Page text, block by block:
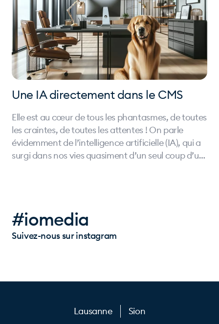
Une IA directement dans le CMS
Elle est au cœur de tous les phantasmes, de toutes
les craintes, de toutes les attentes ! On parle
évidemment de l’intelligence artificielle (IA), qui a
surgi dans nos vies quasiment d’un seul coup d’un
premier temps sur le moteur de rendu d'images
DALL-E, développé par OpenAI (créateur de
#iomedia
Suivez-nous sur instagram
Lausanne Sion